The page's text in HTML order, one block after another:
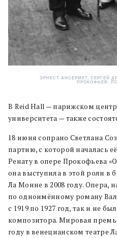
ЭРНЕСТ АНСЕРМЕТ, СЕРГЕЙ
ПРОКОФЬЕВ.
В Reid Hall — парижском
университета — также
18 июня сопрано Светлана
партию, с которой началась
Ренату в опере Прокофьева
она выступила в этой роли в
Ла Монне в 2008 году. Опера,
по одноимённому роману
с 1919 по 1927 год, так и не
композитора. Мировая
году в венецианском театре